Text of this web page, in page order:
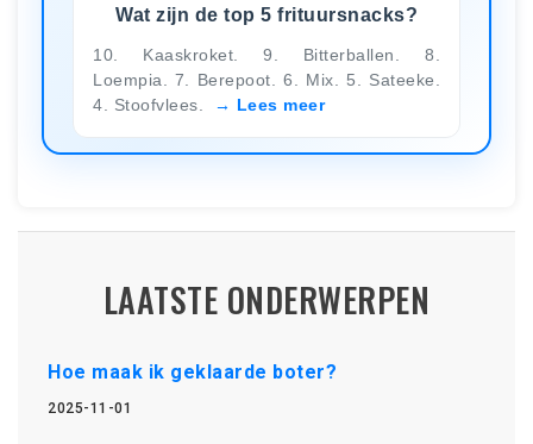
Wat zijn de top 5 frituursnacks?
10. Kaaskroket. 9. Bitterballen. 8.
Loempia. 7. Berepoot. 6. Mix. 5. Sateeke.
4. Stoofvlees.
Lees meer
LAATSTE ONDERWERPEN
Hoe maak ik geklaarde boter?
2025-11-01